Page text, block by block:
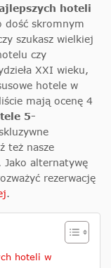
hoteli
dość skromnym
szukasz wielkiej
czy
XXI wieku,
hotele w
mają ocenę 4
5-
też nasze
Jako alternatywę
rezerwację
.
hoteli w